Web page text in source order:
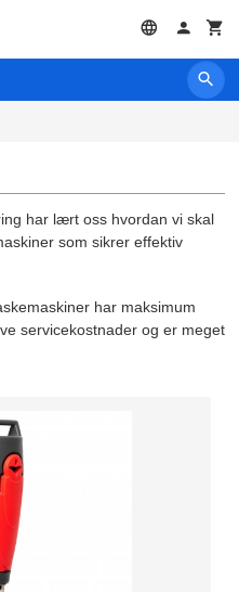
har lært oss hvordan vi skal
som sikrer effektiv
har maksimum
servicekostnader og er meget